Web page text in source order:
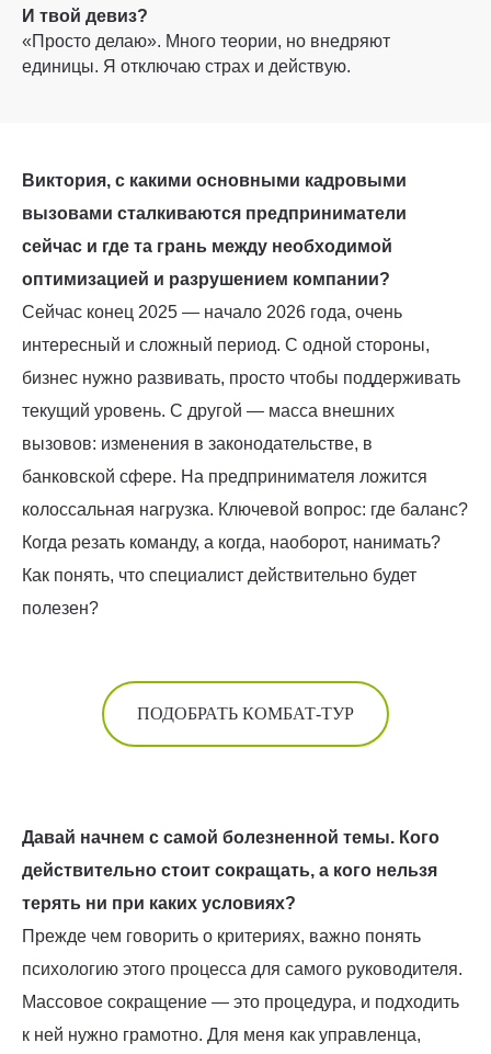
И твой девиз?
«Просто делаю». Много теории, но внедряют
единицы. Я отключаю страх и действую.
Виктория, с какими основными кадровыми
вызовами сталкиваются предприниматели
сейчас и где та грань между необходимой
оптимизацией и разрушением компании?
Сейчас конец 2025 — начало 2026 года, очень
интересный и сложный период. С одной стороны,
бизнес нужно развивать, просто чтобы поддерживать
текущий уровень. С другой — масса внешних
вызовов: изменения в законодательстве, в
банковской сфере. На предпринимателя ложится
колоссальная нагрузка. Ключевой вопрос: где баланс?
Когда резать команду, а когда, наоборот, нанимать?
Как понять, что специалист действительно будет
полезен?
ПОДОБРАТЬ КОМБАТ-ТУР
Давай начнем с самой болезненной темы. Кого
действительно стоит сокращать, а кого нельзя
терять ни при каких условиях?
Прежде чем говорить о критериях, важно понять
психологию этого процесса для самого руководителя.
Массовое сокращение — это процедура, и подходить
к ней нужно грамотно. Для меня как управленца,